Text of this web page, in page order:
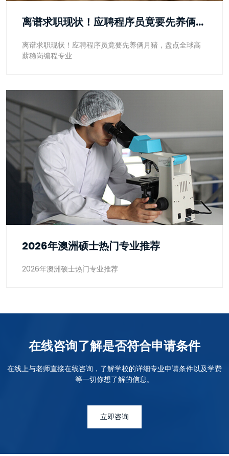
离谱求职现状！应聘程序员竟要先养俩月猪，盘点全球高薪稳岗编程专业
离谱求职现状！应聘程序员竟要先养俩月猪，盘点全球高
薪稳岗编程专业
2026年澳洲硕士热门专业推荐
2026年澳洲硕士热门专业推荐
在线咨询了解是否符合申请条件
在线上与老师直接在线咨询，了解学校的详细专业申请条件以及学费
等一切你想了解的信息。
立即咨询